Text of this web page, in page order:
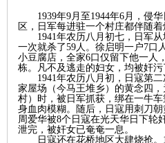
1939年9月至1944年6月，侵
区，日军每进驻一个村庄都伴随
1941年农历八月初七，日军
一次就杀了59人。徐启明一户7口
小豆腐店，全家6口仅留下他一人
栋。凡不及逃走的妇女，均被奸污
1941年农历八月初，日寇第
家屋场（今马王堆乡）的黄念四
村）时，被日军抓获，绑在一牛
身血肉模糊。随后，日寇用刺刀
周爱华被8个日寇在光天华日下轮
泄完，被奸女已奄奄一息。
日寇还在花桥地区大肆烧抢。